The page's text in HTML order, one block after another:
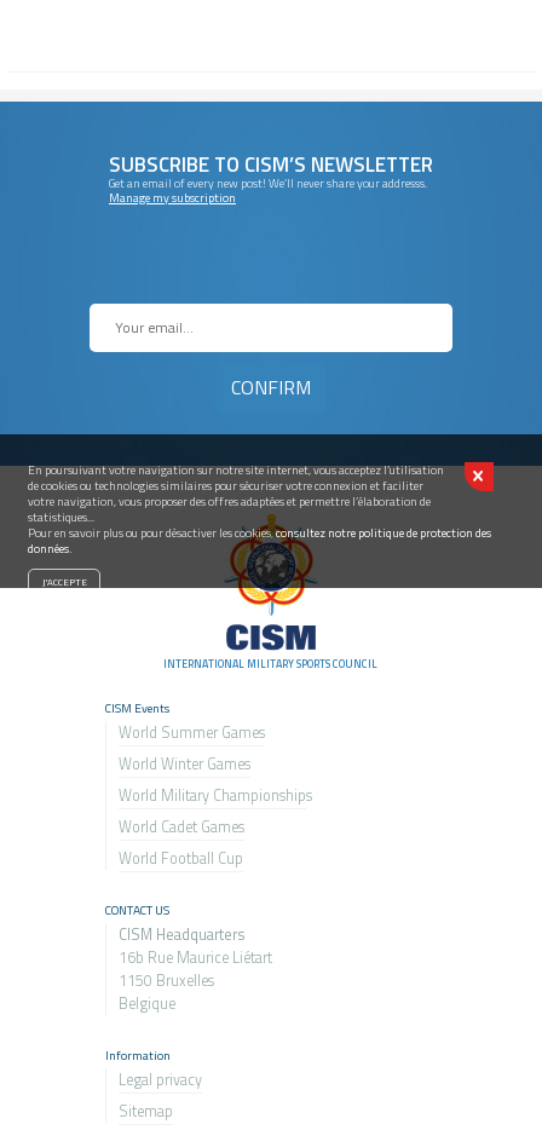
En poursuivant votre navigation sur notre site internet, vous acceptez l’utilisation
de cookies ou technologies similaires pour sécuriser votre connexion et faciliter
votre navigation, vous proposer des offres adaptées et permettre l’élaboration de
statistiques...
Pour en savoir plus ou pour désactiver les cookies,consultez notre politique de protection des
données.
SUBSCRIBE TO CISM’S NEWSLETTER
Get an email of every new post! We’ll never share your addresss.
Manage my subscription
INTERNATIONAL MILITARY SPORTS COUNCIL
CISM Events
World Summer Games
World Winter Games
World Military Championships
World Cadet Games
World Football Cup
CONTACT US
CISM Headquarters
16b Rue Maurice Liétart
1150 Bruxelles
Belgique
Information
Legal privacy
Sitemap